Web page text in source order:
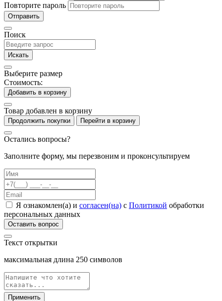
Повторите пароль
Отправить
Поиск
Искать
Выберите размер
Стоимость:
Добавить в корзину
Товар добавлен в корзину
Продолжить покупки Перейти в корзину
Остались вопросы?
Заполните форму, мы перезвоним и проконсультируем
Я ознакомлен(а) и согласен(на) с Политикой обработки
персональных данных
Оставить вопрос
Текст открытки
максимальная длина 250 символов
Применить